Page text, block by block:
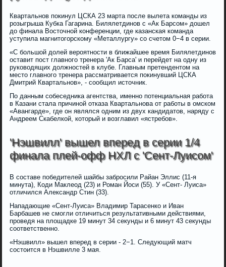
Квартальнов покинул ЦСКА 23 марта после вылета команды из
розыгрыша Кубка Гагарина. Билялетдинов с «Ак Барсом» дошел
до финала Восточной конференции, где казанская команда
уступила магнитогорскому «Металлургу» со счетом 0−4 в серии.
«С большой долей вероятности в ближайшее время Билялетдинов
оставит пост главного тренера 'Ак Барса' и перейдет на одну из
руководящих должностей в клубе. Главным претендентом на
место главного тренера рассматривается покинувший ЦСКА
Дмитрий Квартальнов», - сообщил источник.
По данным собеседника агентства, именно потенциальная работа
в Казани стала причиной отказа Квартальнова от работы в омском
«Авангарде», где он являлся одним из двух кандидатов, наряду с
Андреем Скабелкой, который и возглавил «ястребов».
'Нэшвилл' вышел вперед в серии 1/4
финала плей-офф НХЛ с 'Сент-Луисом'
В составе победителей шайбы забросили Райан Эллис (11-я
минута), Коди Маклеод (23) и Роман Йоси (55). У «Сент- Луиса»
отличился Александр Стин (33).
Нападающие «Сент-Луиса» Владимир Тарасенко и Иван
Барбашев не смогли отличиться результативными действиями,
проведя на площадке 19 минут 34 секунды и 6 минут 43 секунды
соответственно.
«Нэшвилл» вышел вперед в серии - 2−1. Следующий матч
состоится в Нэшвилле 3 мая.